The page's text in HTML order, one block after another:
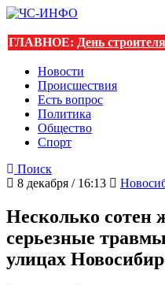
ГЛАВНОЕ: День строителя
Новости
Происшествия
Есть вопрос
Политика
Общество
Спорт
Поиск
8 декабря / 16:13
Несколько сотен
серьезные
улицах